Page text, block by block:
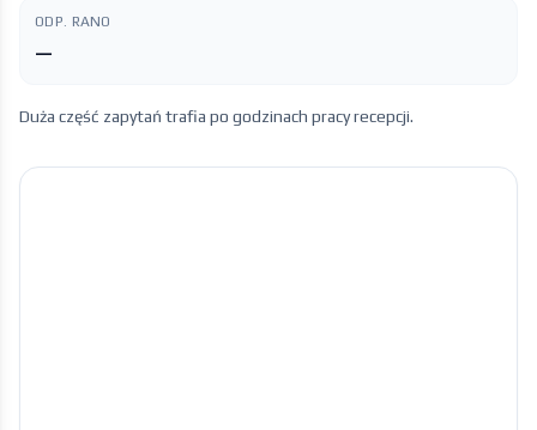
ODP. RANO
—
Duża część zapytań trafia po godzinach pracy recepcji.